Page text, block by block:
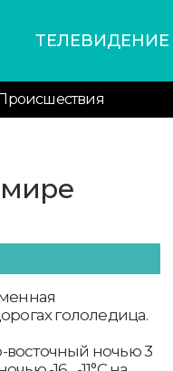
ТЕЛЕВИДЕНИЕ
гололедица.
восточный ночью 3